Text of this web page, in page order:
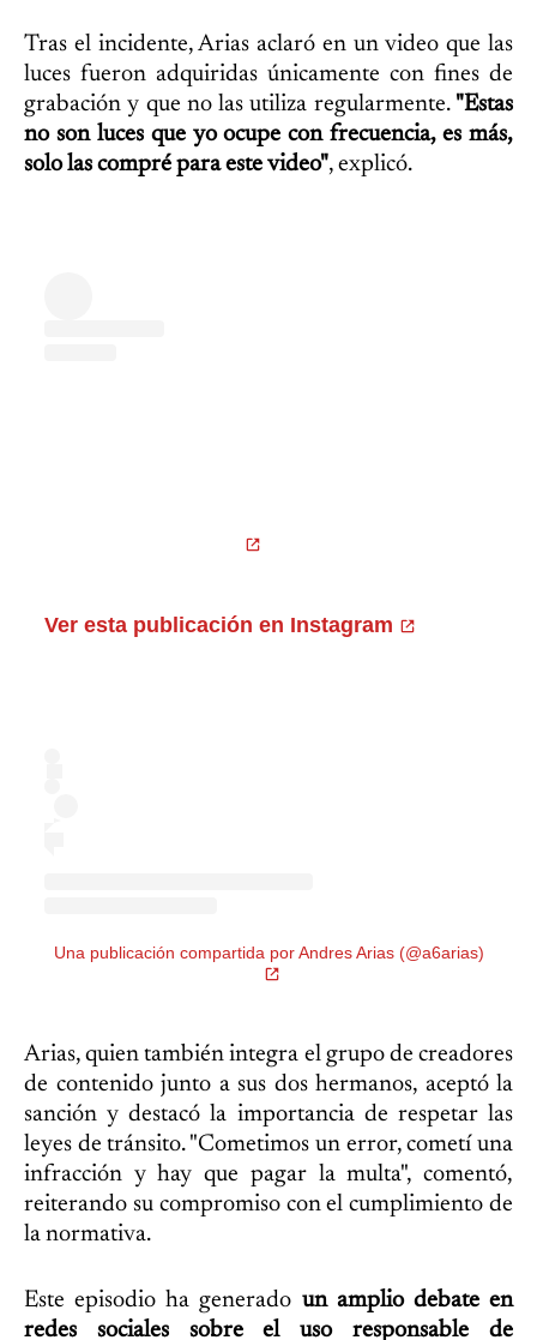
Tras el incidente, Arias aclaró en un video que las
luces fueron adquiridas únicamente con fines de
grabación y que no las utiliza regularmente. "Estas
no son luces que yo ocupe con frecuencia, es más,
solo las compré para este video", explicó.
Ver esta publicación en Instagram
Una publicación compartida por Andres Arias (@a6arias)
Arias, quien también integra el grupo de creadores
de contenido junto a sus dos hermanos, aceptó la
sanción y destacó la importancia de respetar las
leyes de tránsito. "Cometimos un error, cometí una
infracción y hay que pagar la multa", comentó,
reiterando su compromiso con el cumplimiento de
la normativa.
Este episodio ha generado un amplio debate en
redes sociales sobre el uso responsable de